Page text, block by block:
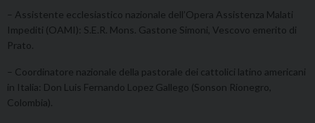
– Assistente ecclesiastico nazionale dell’Opera Assistenza Malati
Impediti (OAMI): S.E.R. Mons. Gastone Simoni, Vescovo emerito di
Prato.
– Coordinatore nazionale della pastorale dei cattolici latino americani
in Italia: Don Luis Fernando Lopez Gallego (Sonson Rionegro,
Colombia).